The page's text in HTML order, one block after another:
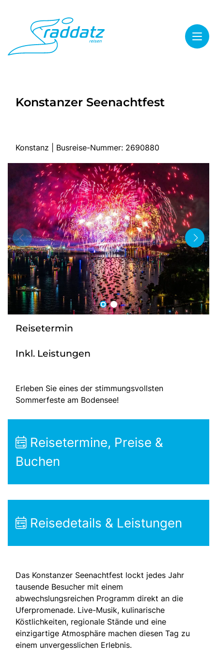
Highlights
Start
Mehrtagesreisen
Tagesreisen
Bus anmieten
Service
Kontakt
Konstanzer Seenachtfest
Konstanz | Busreise-Nummer: 2690880
Reisetermin
Inkl. Leistungen
Erleben Sie eines der stimmungsvollsten
Sommerfeste am Bodensee!
Reisetermine, Preise &
Buchen
Reisedetails & Leistungen
Das Konstanzer Seenachtfest lockt jedes Jahr
tausende Besucher mit einem
abwechslungsreichen Programm direkt an die
Uferpromenade. Live-Musik, kulinarische
Köstlichkeiten, regionale Stände und eine
einzigartige Atmosphäre machen diesen Tag zu
einem unvergesslichen Erlebnis.